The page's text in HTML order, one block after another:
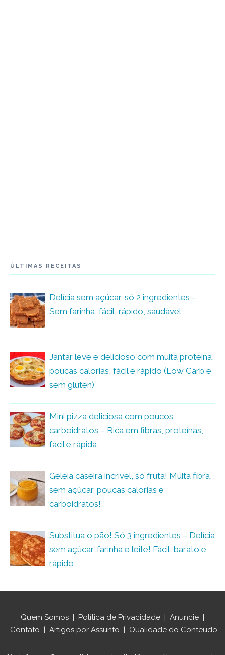
ÚLTIMAS RECEITAS
Delícia sem açúcar, só 2 ingredientes –
Sem farinha, fácil, rápido, saudável
Jantar leve e delicioso com muita proteína,
poucas calorias, fácil e rápido (Low Carb e
sem glúten)
Mini pizza deliciosa com poucos
carboidratos – Rica em fibras, proteínas,
fácil e rápida
Geleia caseira incrível, só fruta! Muita fibra,
sem açúcar, poucas calorias e
carboidratos!
Substitua o pão! Só 3 ingredientes – Delícia
sem açúcar, farinha e leite! Fácil, barato e
rápido
Quem Somos | Política de Privacidade | Anuncie |
Contato | Artigos por Assunto | Qualidade do Conteúdo